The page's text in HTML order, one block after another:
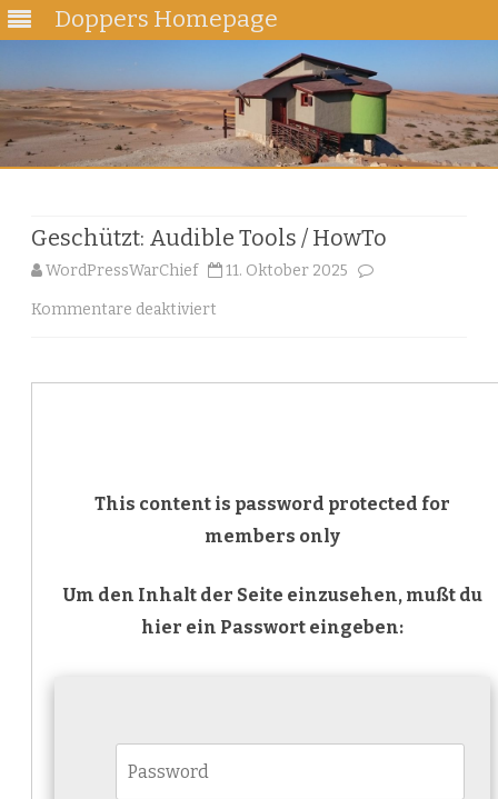
Doppers Homepage
Geschützt: Audible Tools / HowTo
WordPressWarChief 11. Oktober 2025
Kommentare deaktiviert
Audible
HowTo
This content is password protected for
members only
Um den Inhalt der Seite einzusehen, mußt du
hier ein Passwort eingeben: